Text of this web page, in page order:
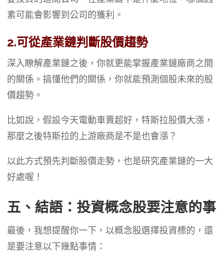
素可能會影響到公司的獲利。
2.可從產業鏈判斷股價趨勢
深入瞭解產業鏈之後，你就更能掌握產業鏈廠商之間
的關係。搞懂他們的關係，你就能預測個股未來的股
價趨勢。
比如說，假設今天電動車賣超好，特斯拉股價大漲，
那麼之後特斯拉的上游廠商是不是也會漲？
以此方式預先判斷股價走勢，也是研究產業鏈的一大
好處喔！
五、結語：投資概念股要注意的事
最後，我想提醒你一下，以概念股選擇投資標的，還
是要注意以下幾點事情：